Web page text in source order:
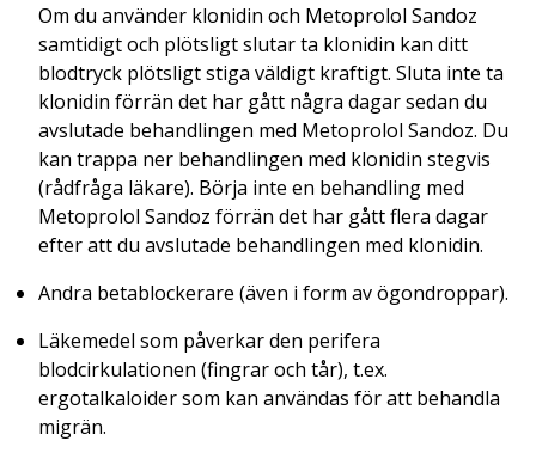
Om du använder klonidin och Metoprolol Sandoz
samtidigt och plötsligt slutar ta klonidin kan ditt
blodtryck plötsligt stiga väldigt kraftigt. Sluta inte ta
klonidin förrän det har gått några dagar sedan du
avslutade behandlingen med Metoprolol Sandoz. Du
kan trappa ner behandlingen med klonidin stegvis
(rådfråga läkare). Börja inte en behandling med
Metoprolol Sandoz förrän det har gått flera dagar
efter att du avslutade behandlingen med klonidin.
Andra betablockerare (även i form av ögondroppar).
Läkemedel som påverkar den perifera
blodcirkulationen (fingrar och tår), t.ex.
ergotalkaloider som kan användas för att behandla
migrän.